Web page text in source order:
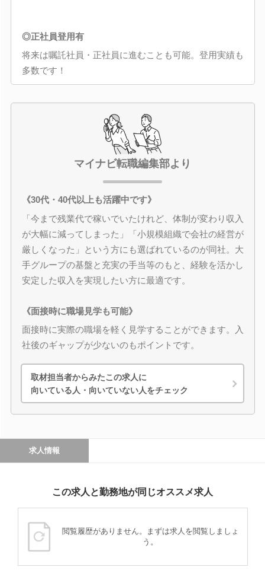
◎正社員登用有
将来は嘱託社員・正社員に進むことも可能。登用実績も
多数です！
マイナビ転職編集部より
《30代・40代以上も活躍中です》
「今まで残業代で稼いでいたけれど、体制が変わり収入
が大幅に減ってしまった」「小規模組織で会社の経営が
厳しくなった」という方にも選ばれているのが同社。大
手グループの基盤と充実の手当等のもと、経験を活かし
安定した収入を実現したい方に最適です。
《面接時に職場見学も可能》
面接時に実際の職場を軽く見学することができます。入
社後のギャップが少ないのもポイントです。
取材担当者からみたこの求人に
向いている人・向いていない人をチェック
求人情報
この求人と勤務地が同じオススメ求人
閲覧履歴がありません。まずは求人を閲覧しましょ
う。